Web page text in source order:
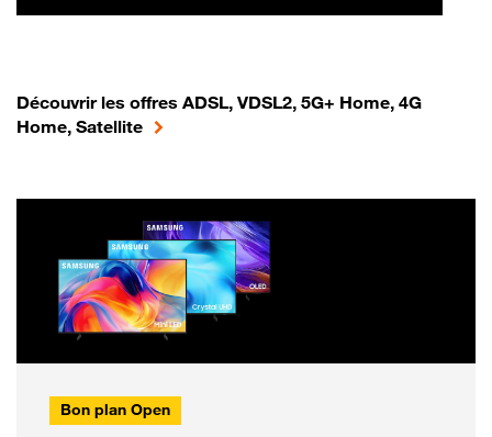
Découvrir les offres ADSL, VDSL2, 5G+ Home, 4G
Home, Satellite
Bon plan Open